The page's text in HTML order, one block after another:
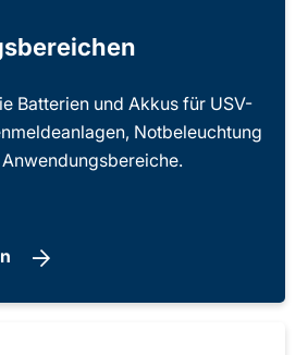
Batterien und Akkus für USV-
Notbeleuchtung